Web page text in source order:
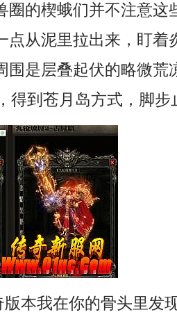
圈的楔蛾们并不注意这
点从泥里拉出来，盯着
围是层叠起伏的略微荒
得到苍月岛方式，脚步
本我在你的骨头里发